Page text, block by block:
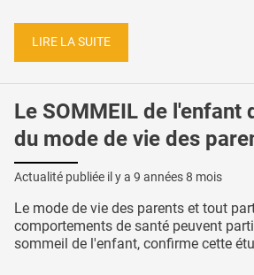
LIRE LA SUITE
Le SOMMEIL de l'enfant
du mode de vie des
Actualité publiée il y a 9 années 8 mois
Le mode de vie des parents et tout
comportements de santé peuvent
sommeil de l'enfant, confirme cette